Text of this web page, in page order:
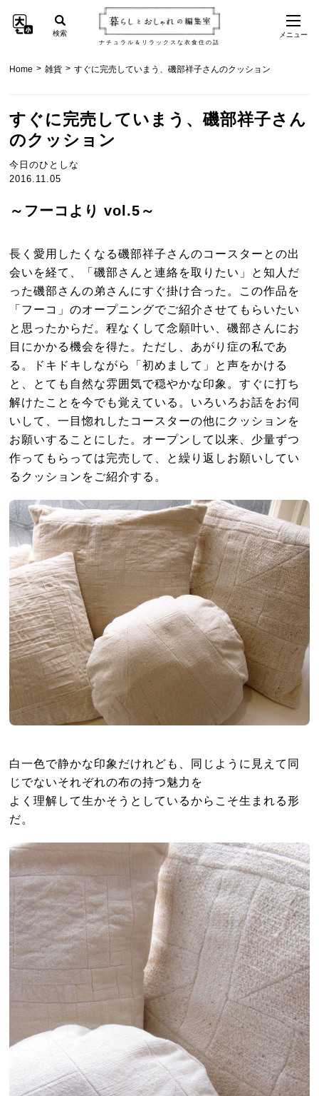
ナチュラル＆リラックスな衣食住の話
検索 メニュー
Home > 雑貨 > すぐに完売していまう、磯部祥子さんのクッション
すぐに完売していまう、磯部祥子さん
のクッション
今日のひとしな
2016.11.05
～フーコより vol.5～
長く愛用したくなる磯部祥子さんのコースターとの出
会いを経て、「磯部さんと連絡を取りたい」と知人だ
った磯部さんの弟さんにすぐ掛け合った。この作品を
「フーコ」のオープニングでご紹介させてもらいたい
と思ったからだ。程なくして念願叶い、磯部さんにお
目にかかる機会を得た。ただし、あがり症の私であ
る。ドキドキしながら「初めまして」と声をかける
と、とても自然な雰囲気で穏やかな印象。すぐに打ち
解けたことを今でも覚えている。いろいろお話をお伺
いして、一目惚れしたコースターの他にクッションを
お願いすることにした。オープンして以来、少量ずつ
作ってもらっては完売して、と繰り返しお願いしてい
るクッションをご紹介する。
白一色で静かな印象だけれども、同じように見えて同
じでないそれぞれの布の持つ魅力を
よく理解して生かそうとしているからこそ生まれる形
だ。